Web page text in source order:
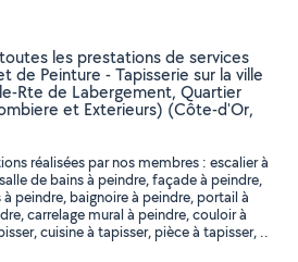
les prestations de services
de Peinture - Tapisserie sur la ville
Rte de Labergement, Quartier
et Exterieurs) (Côte-d'Or,
réalisées par nos membres : escalier à
de bains à peindre, façade à peindre,
peindre, baignoire à peindre, portail à
carrelage mural à peindre, couloir à
cuisine à tapisser, pièce à tapisser, ..